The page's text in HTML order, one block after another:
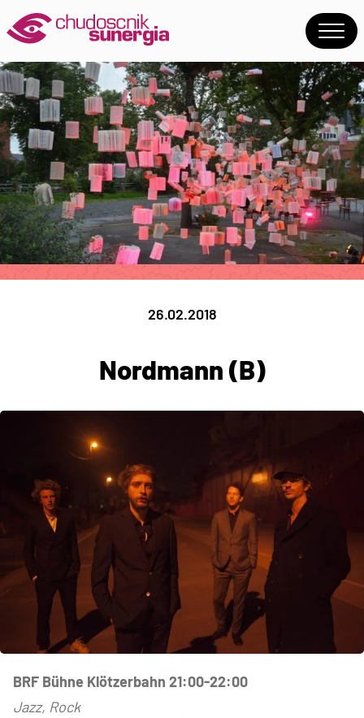
26.02.2018
Nordmann (B)
BRF Bühne Klötzerbahn 21:00-22:00
Jazz, Rock